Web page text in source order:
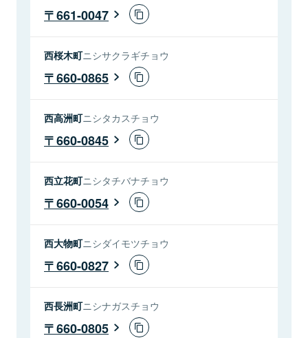
661-0047
西桜木町ニシサクラギチョウ
660-0865
西高洲町ニシタカスチョウ
660-0845
西立花町ニシタチバナチョウ
660-0054
西大物町ニシダイモツチョウ
660-0827
西長洲町ニシナガスチョウ
660-0805